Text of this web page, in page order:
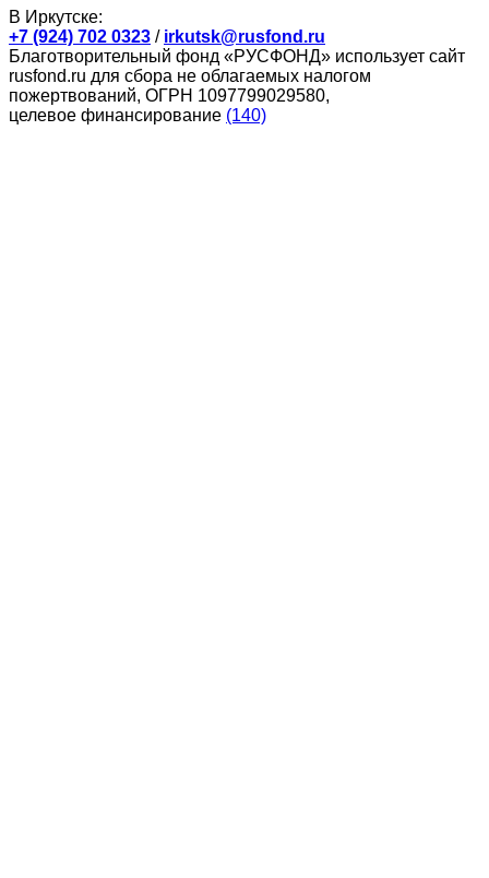
В Иркутске:
+7 (924) 702 0323 / irkutsk@rusfond.ru
Благотворительный фонд «РУСФОНД» использует сайт
rusfond.ru для сбора не облагаемых налогом
пожертвований, ОГРН 1097799029580,
целевое финансирование (140)